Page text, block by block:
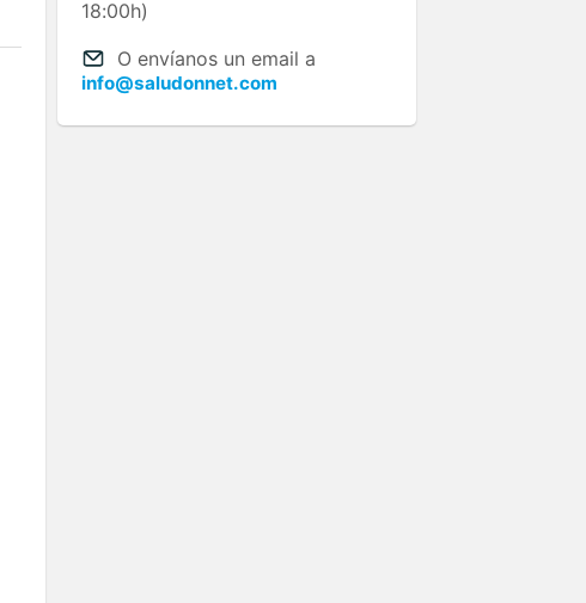
18:00h)
O envíanos un email a
info@saludonnet.com